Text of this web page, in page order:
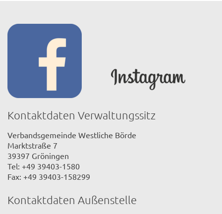
Kontaktdaten Verwaltungssitz
Verbandsgemeinde Westliche Börde
Marktstraße 7
39397 Gröningen
Tel: +49 39403-1580
Fax: +49 39403-158299
Kontaktdaten Außenstelle